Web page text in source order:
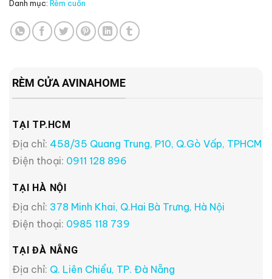
Danh mục: Rèm cuốn
RÈM CỬA AVINAHOME
TẠI TP.HCM
Địa chỉ: 458/35 Quang Trung, P10, Q.Gò Vấp, TPHCM
Điện thoại: 0911 128 896
TẠI HÀ NỘI
Địa chỉ: 378 Minh Khai, Q.Hai Bà Trưng, Hà Nội
Điện thoại: 0985 118 739
TẠI ĐÀ NẴNG
Địa chỉ: Q. Liên Chiểu, TP. Đà Nẵng